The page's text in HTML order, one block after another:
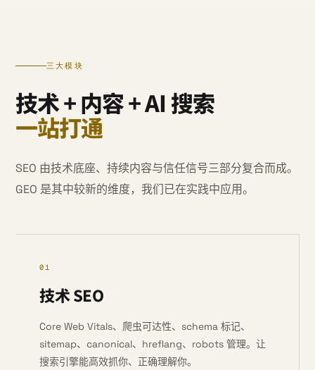
三大模块
技术 + 内容 + AI 搜索
一站打通
SEO 由技术底座、持续内容与信任信号三部分复合而成。
GEO 是其中较新的维度，我们已在实践中应用。
01
技术 SEO
Core Web Vitals、爬虫可达性、schema 标记、
sitemap、canonical、hreflang、robots 管理。让
搜索引擎能高效抓你、正确理解你。